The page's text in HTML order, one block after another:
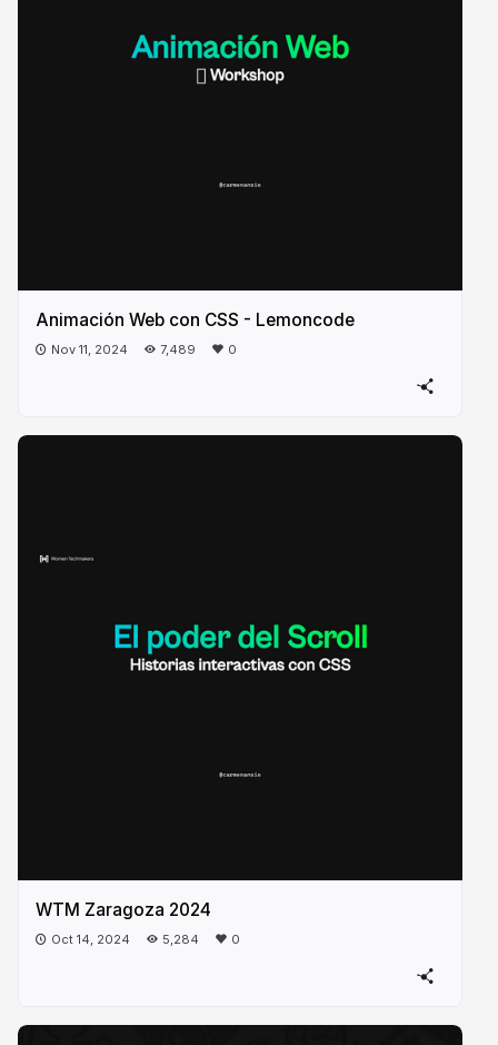
Animación Web con CSS - Lemoncode
Nov 11, 2024 7,489 0
WTM Zaragoza 2024
Oct 14, 2024 5,284 0